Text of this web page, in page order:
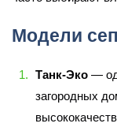
Модели
Танк-Эко —
загородных